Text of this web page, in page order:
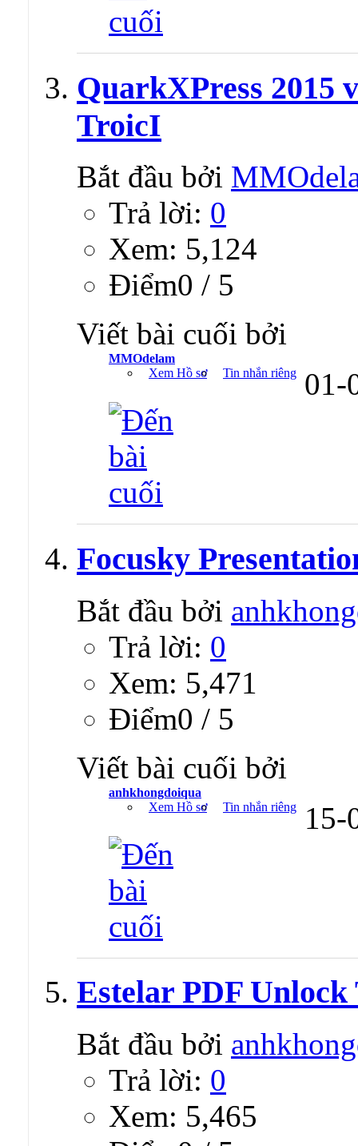
QuarkXPress 2015
TroicI
Bắt đầu bởi
Trả lời: 0
Xem: 5,124
Ðiểm0 / 5
Viết bài cuối bởi
MMOdelam
Xem Hồ sơ
Tin nhắn riêng 01-
Focusky
Bắt đầu bởi
Trả lời: 0
Xem: 5,471
Ðiểm0 / 5
Viết bài cuối bởi
anhkhongdoiqua
Xem Hồ sơ
Tin nhắn riêng
Estelar PDF Unlock
Bắt đầu bởi
Trả lời: 0
Xem: 5,465